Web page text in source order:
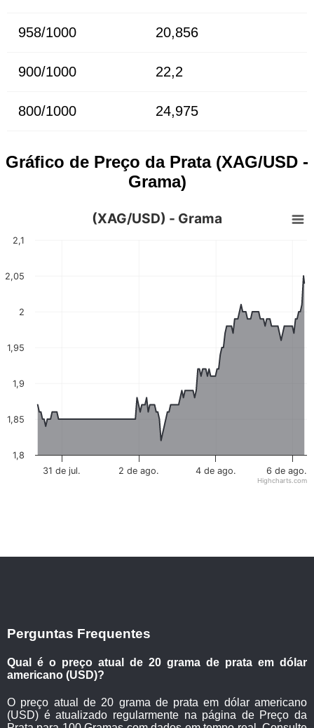
958/1000 20,856
900/1000 22,2
800/1000 24,975
Gráfico de Preço da Prata (XAG/USD -
Grama)
(XAG/USD) - Grama
31 de jul. 2 de ago. 4 de ago. 6 de ago.
1,8
1,85
1,9
1,95
2
2,05
2,1
Highcharts.com
Perguntas Frequentes
Qual é o preço atual de 20 grama de prata em dólar
americano (USD)?
O preço atual de 20 grama de prata em dólar americano
(USD) é atualizado regularmente na página de Preço da